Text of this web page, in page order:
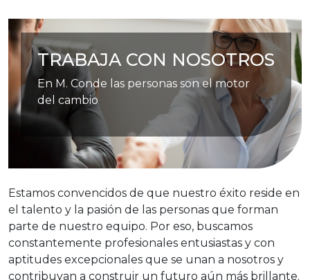
TRABAJA CON NOSOTROS
En M. Conde las personas son el motor
del cambio
Estamos convencidos de que nuestro éxito reside en
el talento y la pasión de las personas que forman
parte de nuestro equipo. Por eso, buscamos
constantemente profesionales entusiastas y con
aptitudes excepcionales que se unan a nosotros y
contribuyan a construir un futuro aún más brillante.